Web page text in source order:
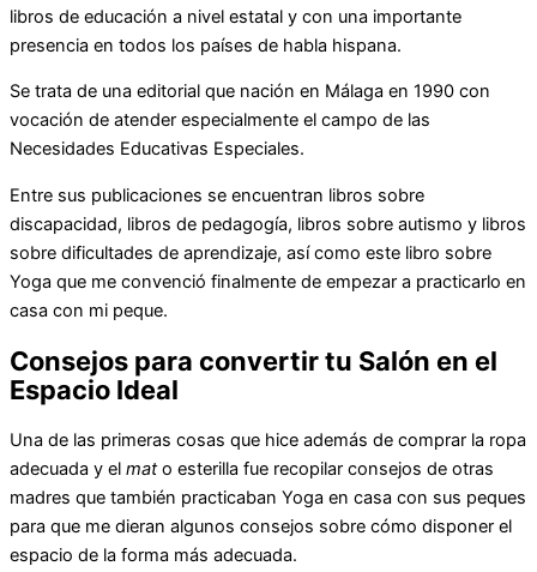
libros de educación a nivel estatal y con una importante
presencia en todos los países de habla hispana.
Se trata de una editorial que nación en Málaga en 1990 con
vocación de atender especialmente el campo de las
Necesidades Educativas Especiales.
Entre sus publicaciones se encuentran libros sobre
discapacidad, libros de pedagogía, libros sobre autismo y libros
sobre dificultades de aprendizaje, así como este libro sobre
Yoga que me convenció finalmente de empezar a practicarlo en
casa con mi peque.
Consejos para convertir tu Salón en el
Espacio Ideal
Una de las primeras cosas que hice además de comprar la ropa
adecuada y el mato esterilla fue recopilar consejos de otras
madres que también practicaban Yoga en casa con sus peques
para que me dieran algunos consejos sobre cómo disponer el
espacio de la forma más adecuada.